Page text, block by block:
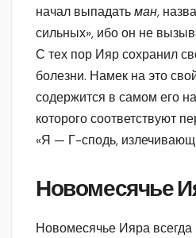
начал выпадатьман,
сильных», ибо он не
С тех пор Ияр сохранил
болезни. Намек на это
содержится в самом его
которого соответствуют
«Я — Г-сподь,
Новомесячье
Новомесячье Ияра